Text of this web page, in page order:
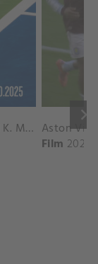
keyboard_arrow_right
A. Krunic and A. Danilina vs. P. Hon and K. Muchova Match Highlights - BEIJING_Capital Group Diamond ( October 02, 2025)
Film 2026